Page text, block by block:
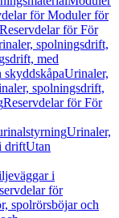
för Moduler för
Reservdelar för För
spolningsdrift,
med
skyddskåpaUrinaler,
spolningsdrift,
Reservdelar för För
Urinaler,
driftUtan
i
för
spolrörsböjar och